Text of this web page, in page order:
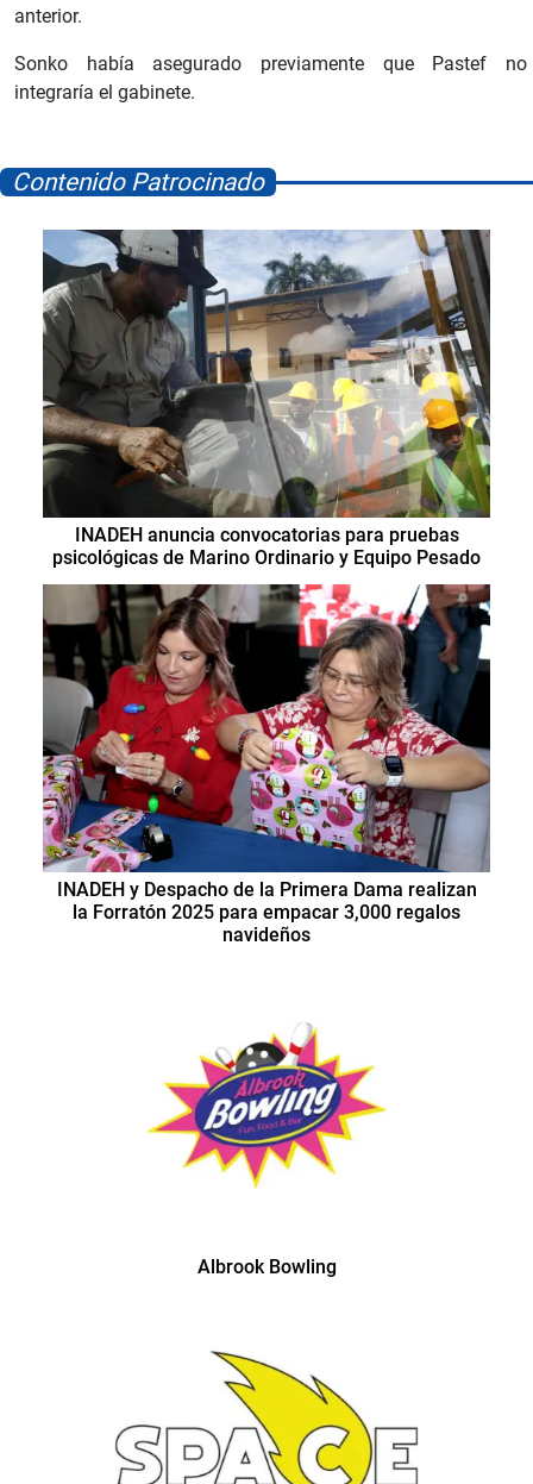
anterior.
Sonko había asegurado previamente que Pastef no
integraría el gabinete.
Contenido Patrocinado
INADEH anuncia convocatorias para pruebas
psicológicas de Marino Ordinario y Equipo Pesado
INADEH y Despacho de la Primera Dama realizan
la Forratón 2025 para empacar 3,000 regalos
navideños
Albrook Bowling